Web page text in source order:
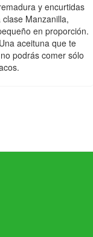
y encurtidas
Manzanilla,
en proporción.
aceituna que te
podrás comer sólo